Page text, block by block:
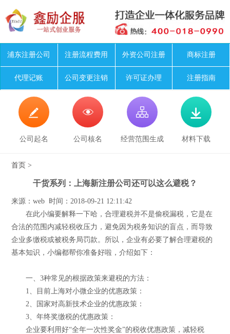
浦东注册公司 注册流程费用 外资公司注册 商标注册
代理记账 公司变更注销 许可证办理 注册指南

公司起名

公司核名

经营范围生成

材料下载
首页 >
干货系列：上海新注册公司还可以这么避税？
来源：web 时间：2018-09-21 12:11:42
在此小编要解释一下哈，合理避税并不是偷税漏税，它是在
合法的范围内减轻税收压力，避免因为税务知识的盲点，而导致
企业多缴税或被税务局罚款。所以，企业有必要了解合理避税的
基本知识，小编都帮你准备好啦，介绍如下：
一、3种常见的根据政策来避税的方法：
1、目前上海对小微企业的优惠政策：
2、国家对高新技术企业的优惠政策：
3、年终奖缴税的优惠政策：
企业要利用好“全年一次性奖金”的税收优惠政策，减轻税